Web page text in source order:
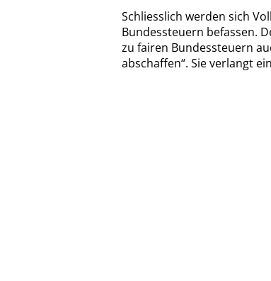
Schliesslich werden sich
Bundessteuern befassen.
zu fairen Bundessteuern
abschaffen“. Sie verlangt